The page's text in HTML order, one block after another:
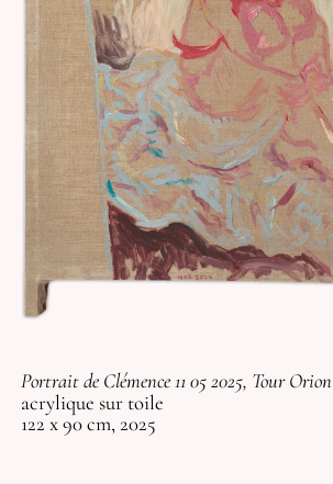
Portrait de Clémence 11 05 2025, Tour Orion
acrylique sur toile
122 x 90 cm, 2025